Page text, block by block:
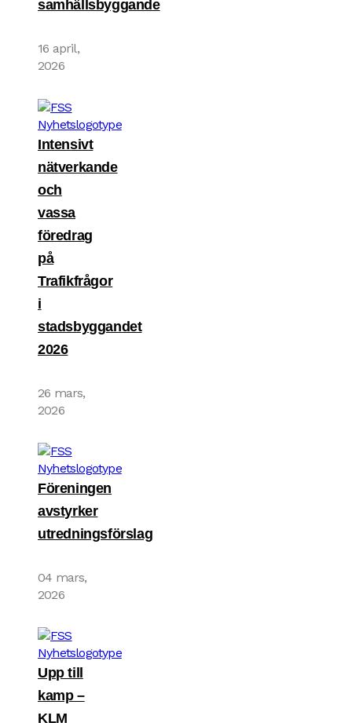
samhällsbyggande
16 april,
2026
Intensivt
nätverkande
och
vassa
föredrag
på
Trafikfrågor
i
stadsbyggandet
2026
26 mars,
2026
Föreningen
avstyrker
utredningsförslag
04 mars,
2026
Upp till
kamp –
KLM